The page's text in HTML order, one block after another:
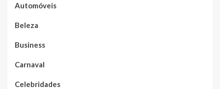
Automóveis
Beleza
Business
Carnaval
Celebridades